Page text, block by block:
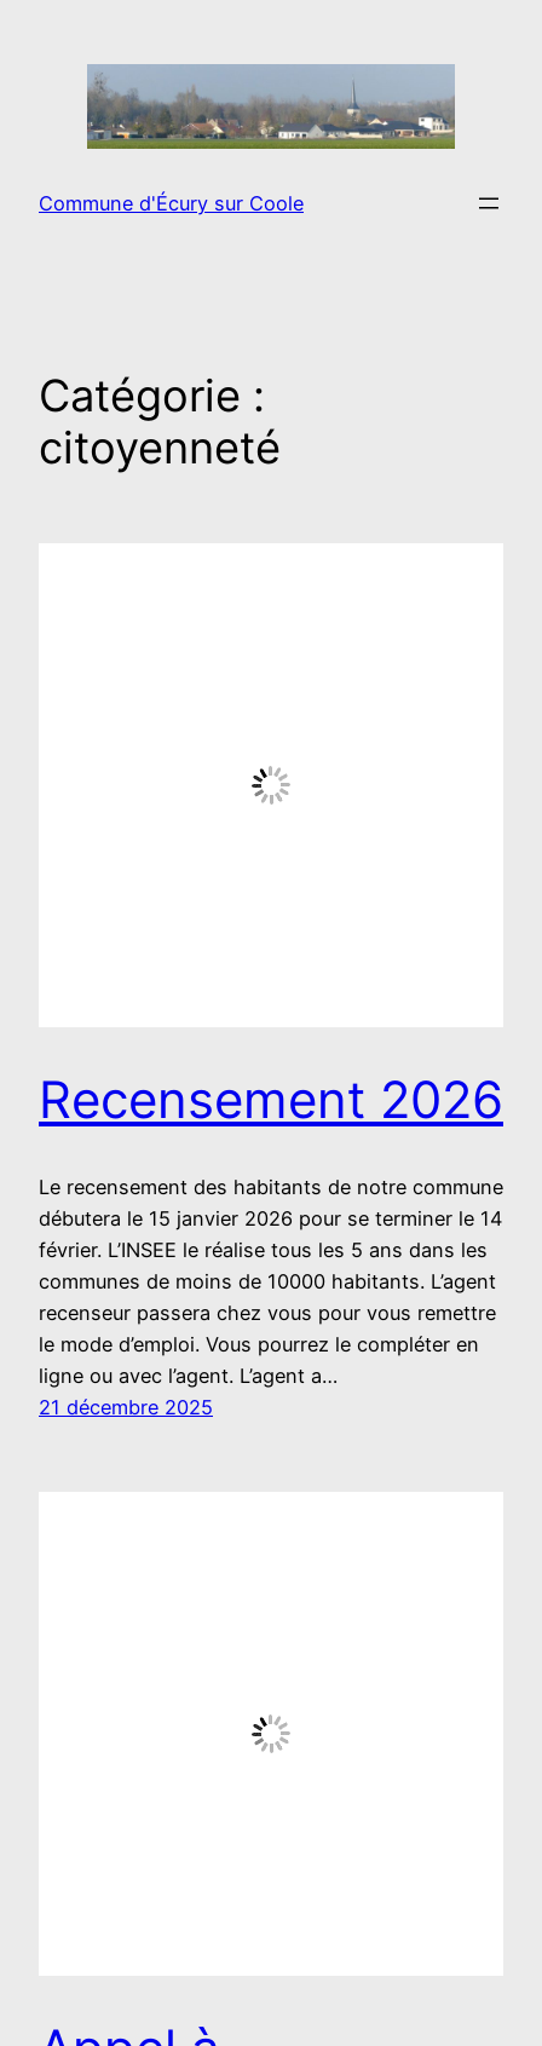
Commune d'Écury sur Coole
Catégorie :
citoyenneté
Recensement 2026
Le recensement des habitants de notre commune
débutera le 15 janvier 2026 pour se terminer le 14
février. L’INSEE le réalise tous les 5 ans dans les
communes de moins de 10000 habitants. L’agent
recenseur passera chez vous pour vous remettre
le mode d’emploi. Vous pourrez le compléter en
ligne ou avec l’agent. L’agent a…
21 décembre 2025